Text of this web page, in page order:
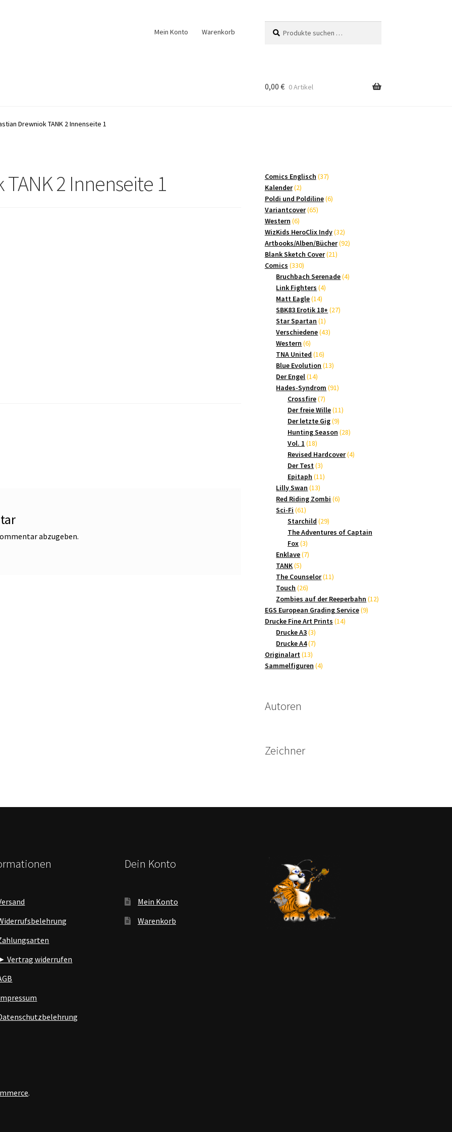
Mein Konto Warenkorb
nach:
0,00 € 0 Artikel
Drewniok TANK 2 Innenseite 1
2 Innenseite 1
abzugeben.
Comics Englisch 3737
Kalender 22
Produkte
Poldi und Poldiline 66
Variantcover 6565
Western 66
Produkte
WizKids HeroClix Indy 3232
Produkte
Artbooks/Alben/Bücher 9292
Blank Sketch Cover 2121
Comics 330330
Produkte
Bruchbach Serenade 44
Link Fighters 44
Matt Eagle 1414
Produkte
SBK83 Erotik 18+ 2727
Star Spartan 11
Produkt
Verschiedene 4343
Western 66
Produkte
TNA United 1616
Produkte
Blue Evolution 1313
Der Engel 1414
Produkte
Hades-Syndrom 9191
Crossfire 77
Produkte
Der freie Wille 1111
Der letzte Gig 99
Produkte
Hunting Season 2828
Vol. 1 1818
Produkte
Revised Hardcover 44
Der Test 33
Produkte
Epitaph 1111
Lilly Swan 1313
Produkte
Red Riding Zombi 66
Sci-Fi 6161
Produkte
Starchild 2929
Produkte
The Adventures of Captain
Fox 33
Produkte
Enklave 77
TANK 55
Produkte
The Counselor 1111
Touch 2626
Produkte
Zombies auf der Reeperbahn 1212
EGS European Grading Service 99
Drucke Fine Art Prints 1414
Drucke A3 33
Produkte
Drucke A4 77
Originalart 1313
Produkte
Sammelfiguren 44
Autoren
Zeichner
Vertrag widerrufen
Dein Konto
Mein Konto
Warenkorb
.